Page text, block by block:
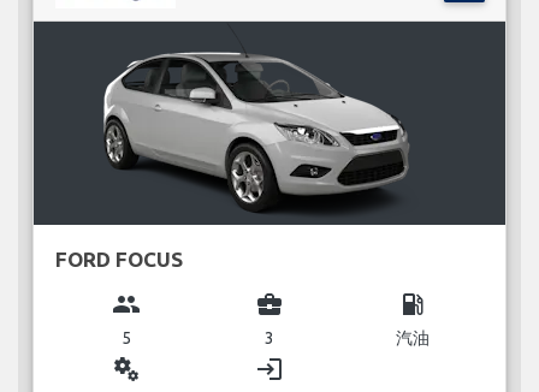
FORD FOCUS
group
5
business_center
3
local_gas_station
汽油
miscellaneous_services login